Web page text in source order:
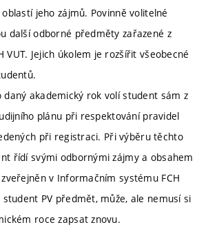
jeho zájmů. Povinně volitelné
další odborné předměty zařazené z
VUT. Jejich úkolem je rozšířit všeobecné
daný akademický rok volí student sám z
plánu při respektování pravidel
při registraci. Při výběru těchto
řídí svými odbornými zájmy a obsahem
v Informačním systému FCH
student PV předmět, může, ale nemusí si
roce zapsat znovu.